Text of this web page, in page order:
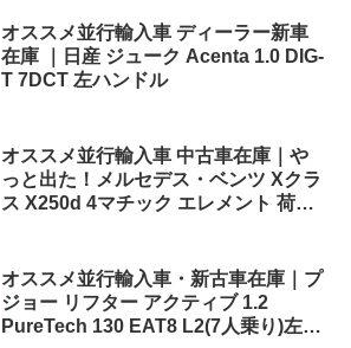
オススメ並行輸入車 ディーラー新車
在庫 ｜日産 ジューク Acenta 1.0 DIG-
T 7DCT 左ハンドル
オススメ並行輸入車 中古車在庫｜や
っと出た！メルセデス・ベンツ Xクラ
ス X250d 4マチック エレメント 荷台
オススメ並行輸入車・新古車在庫｜プ
ジョー リフター アクティブ 1.2
PureTech 130 EAT8 L2(7人乗り)左ハ